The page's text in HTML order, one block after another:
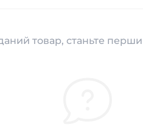
товар, станьте